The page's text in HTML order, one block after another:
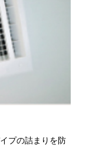
プの詰まりを防